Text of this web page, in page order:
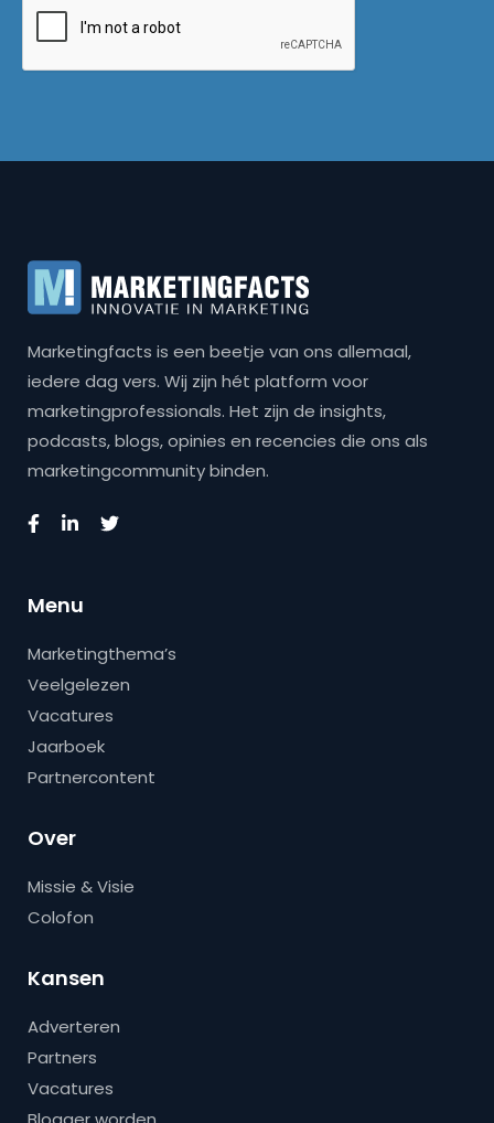
Marketingfacts is een beetje van ons allemaal,
iedere dag vers. Wij zijn hét platform voor
marketingprofessionals. Het zijn de insights,
podcasts, blogs, opinies en recencies die ons als
marketingcommunity binden.
Menu
Marketingthema’s
Veelgelezen
Vacatures
Jaarboek
Partnercontent
Over
Missie & Visie
Colofon
Kansen
Adverteren
Partners
Vacatures